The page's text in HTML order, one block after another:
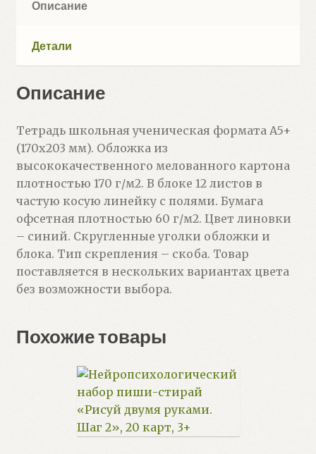
Описание
Детали
Описание
Тетрадь школьная ученическая формата А5+
(170х203 мм). Обложка из
высококачественного мелованного картона
плотностью 170 г/м2. В блоке 12 листов в
частую косую линейку с полями. Бумага
офсетная плотностью 60 г/м2. Цвет линовки
– синий. Скругленные уголки обложки и
блока. Тип скрепления – скоба. Товар
поставляется в нескольких вариантах цвета
без возможности выбора.
Похожие товары